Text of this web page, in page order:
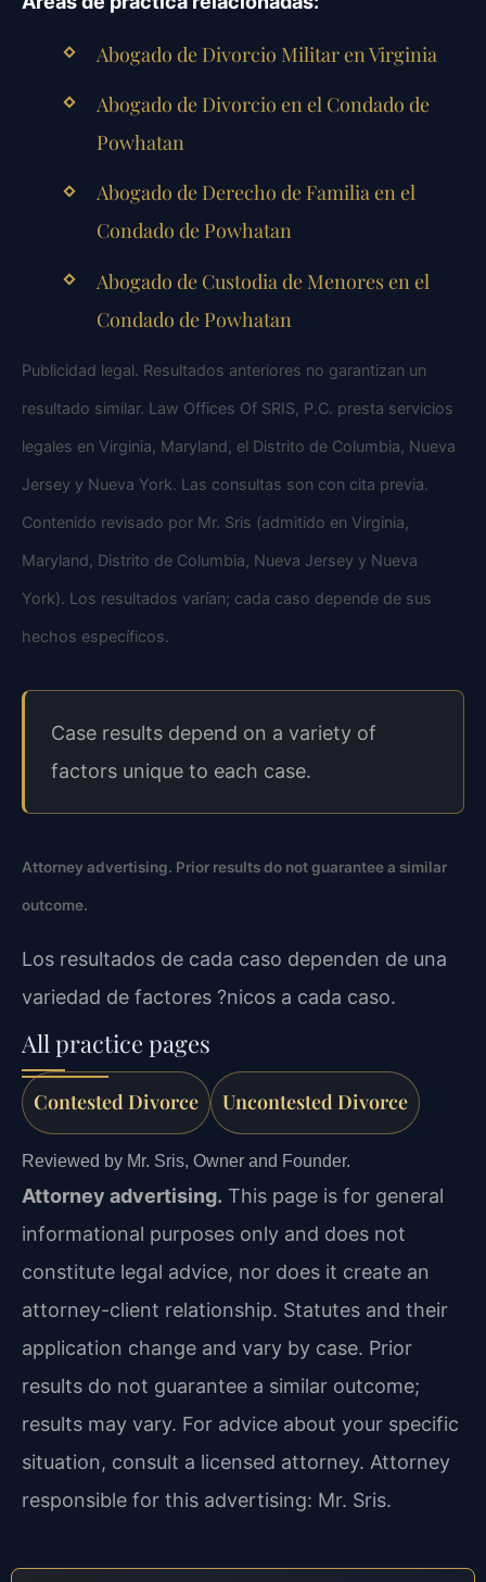
Abogado de Divorcio Militar en Virginia
Abogado de Divorcio en el Condado de
Powhatan
Abogado de Derecho de Familia en el
Condado de Powhatan
Abogado de Custodia de Menores en el
Condado de Powhatan
Publicidad legal. Resultados anteriores no garantizan un
resultado similar. Law Offices Of SRIS, P.C. presta servicios
legales en Virginia, Maryland, el Distrito de Columbia, Nueva
Jersey y Nueva York. Las consultas son con cita previa.
Contenido revisado por Mr. Sris (admitido en Virginia,
Maryland, Distrito de Columbia, Nueva Jersey y Nueva
York). Los resultados varían; cada caso depende de sus
hechos específicos.
Case results depend on a variety of
factors unique to each case.
Attorney advertising. Prior results do not guarantee a similar
outcome.
Los resultados de cada caso dependen de una
variedad de factores ?nicos a cada caso.
All practice pages
Contested Divorce Uncontested Divorce
Reviewed by Mr. Sris, Owner and Founder.
Attorney advertising. This page is for general
informational purposes only and does not
constitute legal advice, nor does it create an
attorney-client relationship. Statutes and their
application change and vary by case. Prior
results do not guarantee a similar outcome;
results may vary. For advice about your specific
situation, consult a licensed attorney. Attorney
responsible for this advertising: Mr. Sris.